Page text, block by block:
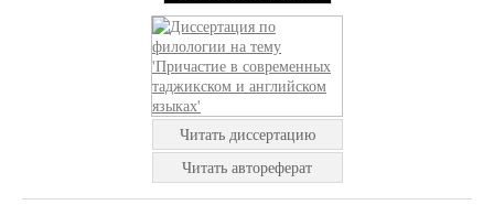
Читать диссертацию
Читать автореферат